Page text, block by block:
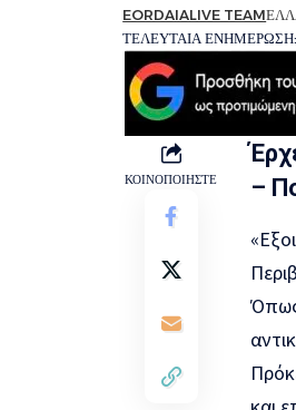
ΤΕΛΕΥΤΑΙΑ
EORDAIALIVE TEAM
ΚΟΙΝΟΠΟΙΗΣΤΕ
–
Όπως